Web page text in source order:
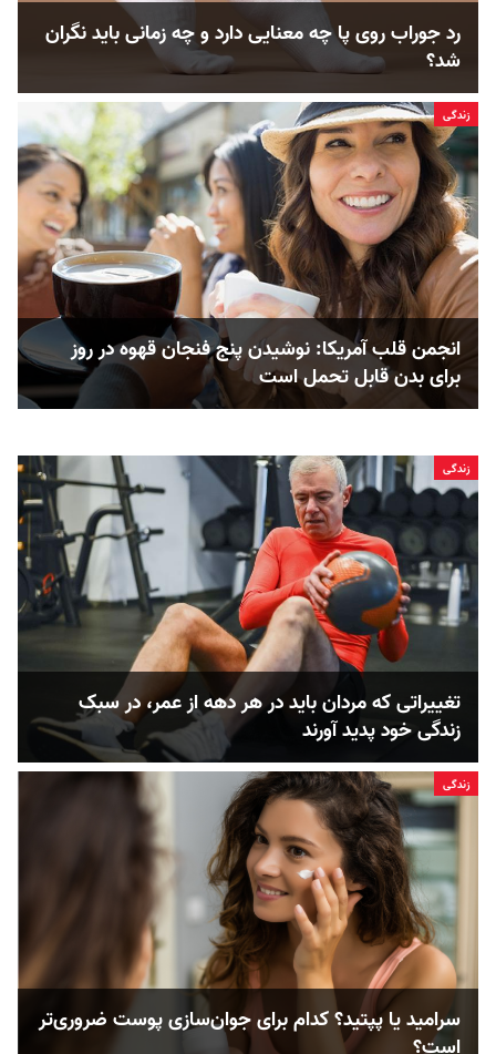
رد جوراب روی پا چه معنایی دارد و چه زمانی باید نگران
شد؟
زندگی
انجمن قلب آمریکا: نوشیدن پنج فنجان قهوه در روز
برای بدن قابل ‌تحمل است
زندگی
تغییراتی که مردان باید در هر دهه از عمر، در سبک
زندگی خود پدید آورند
زندگی
سرامید یا پپتید؟ کدام‌‌ برای جوان‌سازی پوست ضروری‌تر
است؟